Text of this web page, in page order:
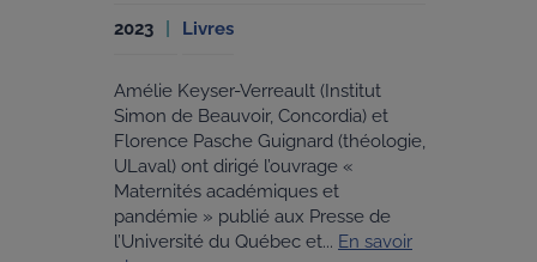
2023 Livres
Amélie Keyser-Verreault (Institut
Simon de Beauvoir, Concordia) et
Florence Pasche Guignard (théologie,
ULaval) ont dirigé l’ouvrage «
Maternités académiques et
pandémie » publié aux Presse de
l’Université du Québec et... En savoir